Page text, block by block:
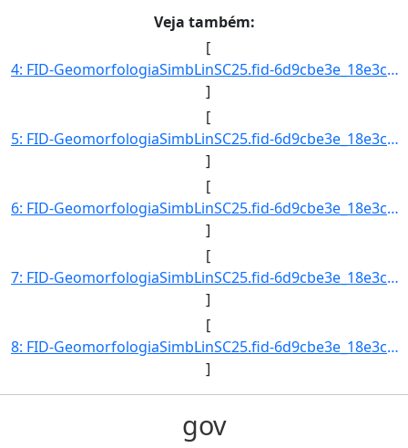
Veja também:
[
4: FID-GeomorfologiaSimbLinSC25.fid-6d9cbe3e_18e3cb6078c_-6bec-Folha-SC25-Codigo_Grupo_Genese-4-Nome_Gr]
]
[
5: FID-GeomorfologiaSimbLinSC25.fid-6d9cbe3e_18e3cb6078c_-6beb-Folha-SC25-Codigo_Grupo_Genese-4-Nome_Gr]
]
[
6: FID-GeomorfologiaSimbLinSC25.fid-6d9cbe3e_18e3cb6078c_-6bea-Folha-SC25-Codigo_Grupo_Genese-4-Nome_Gr]
]
[
7: FID-GeomorfologiaSimbLinSC25.fid-6d9cbe3e_18e3cb6078c_-6be9-Folha-SC25-Codigo_Grupo_Genese-4-Nome_Gr]
]
[
8: FID-GeomorfologiaSimbLinSC25.fid-6d9cbe3e_18e3cb6078c_-6be8-Folha-SC25-Codigo_Grupo_Genese-4-Nome_Gr]
]
gov